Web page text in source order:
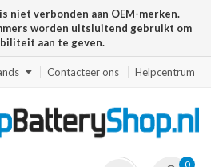
niet verbonden aan OEM-merken.
worden uitsluitend gebruikt om
aan te geven.
Contacteer ons Helpcentrum
0